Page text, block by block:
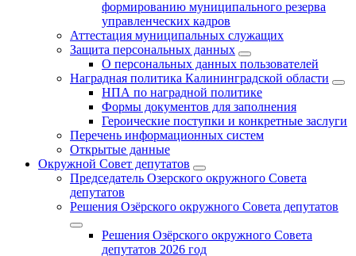
формированию муниципального резерва
управленческих кадров
Аттестация муниципальных служащих
Защита персональных данных
О персональных данных пользователей
Наградная политика Калининградской области
НПА по наградной политике
Формы документов для заполнения
Героические поступки и конкретные заслуги
Перечень информационных систем
Открытые данные
Окружной Совет депутатов
Председатель Озерского окружного Совета
депутатов
Решения Озёрского окружного Совета депутатов
Решения Озёрского окружного Совета
депутатов 2026 год